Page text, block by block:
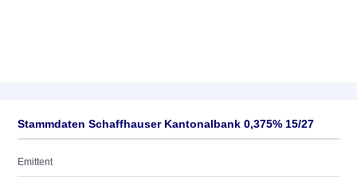
Stammdaten Schaffhauser Kantonalbank 0,375% 15/27
Emittent